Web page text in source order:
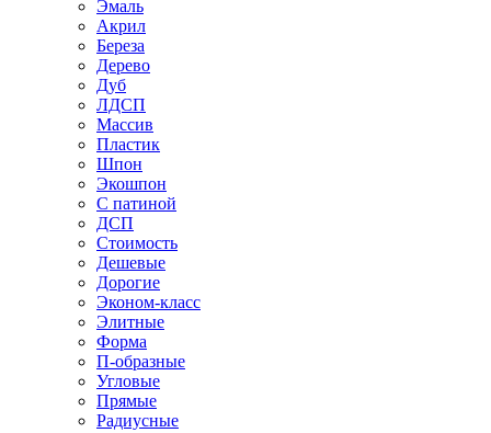
Эмаль
Акрил
Береза
Дерево
Дуб
ЛДСП
Массив
Пластик
Шпон
Экошпон
С патиной
ДСП
Стоимость
Дешевые
Дорогие
Эконом-класс
Элитные
Форма
П-образные
Угловые
Прямые
Радиусные